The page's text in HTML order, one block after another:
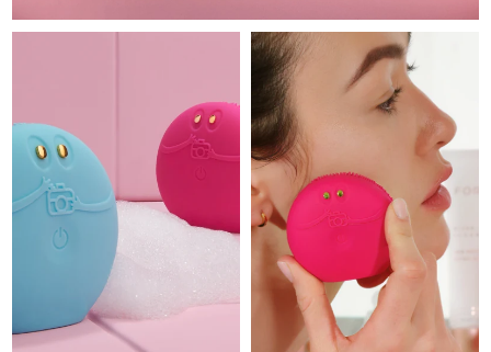
FOREO APP
關於我們
日本 預計送達日期11/08/2026
預計送達日期 13/08/2026
哈薩克 預計送達日期 10/08/2026
科威特 預計送達日期08/08/2026
拉脫維亞 預計送達日期 08/08/2026
預計送達日期09/08/2026
立陶宛 預計送達日期 08/08/2026